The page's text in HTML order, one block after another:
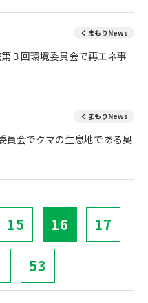
くまもりNews
３回環境委員会で再エネ事
くまもりNews
員会でクマの生息地である奥
15 16 17
53